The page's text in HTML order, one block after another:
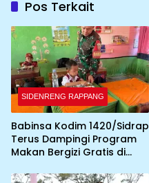
Pos Terkait
SIDENRENG RAPPANG
Babinsa Kodim 1420/Sidrap
Terus Dampingi Program
Makan Bergizi Gratis di